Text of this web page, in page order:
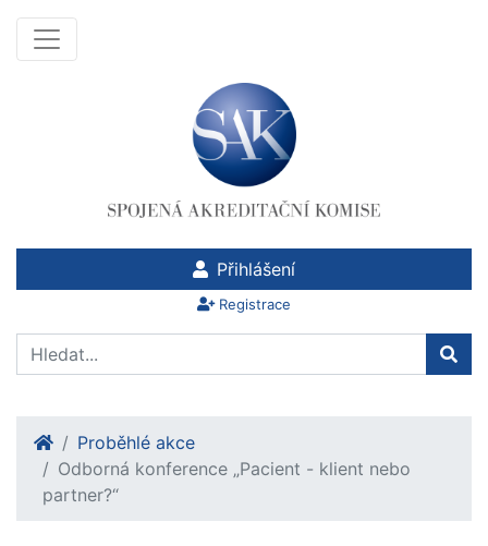
Přihlášení
Registrace
Proběhlé akce
Odborná konference „Pacient - klient nebo
partner?“